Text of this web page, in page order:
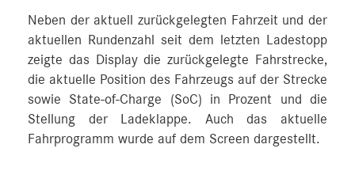
Neben der aktuell zurückgelegten Fahrzeit und der
aktuellen Rundenzahl seit dem letzten Ladestopp
zeigte das Display die zurückgelegte Fahrstrecke,
die aktuelle Position des Fahrzeugs auf der Strecke
sowie State-of-Charge (SoC) in Prozent und die
Stellung der Ladeklappe. Auch das aktuelle
Fahrprogramm wurde auf dem Screen dargestellt.